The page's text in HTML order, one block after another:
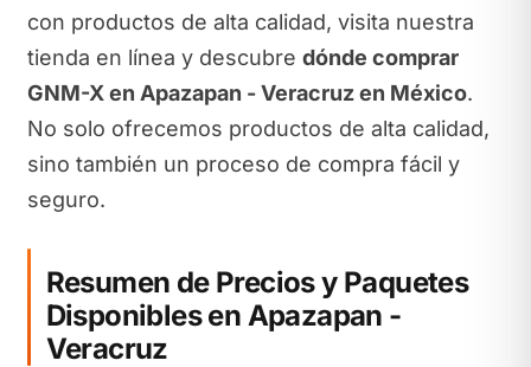
con productos de alta calidad, visita nuestra
tienda en línea y descubre dónde comprar
GNM-X en Apazapan - Veracruz en México.
No solo ofrecemos productos de alta calidad,
sino también un proceso de compra fácil y
seguro.
Resumen de Precios y Paquetes
Disponibles en Apazapan -
Veracruz